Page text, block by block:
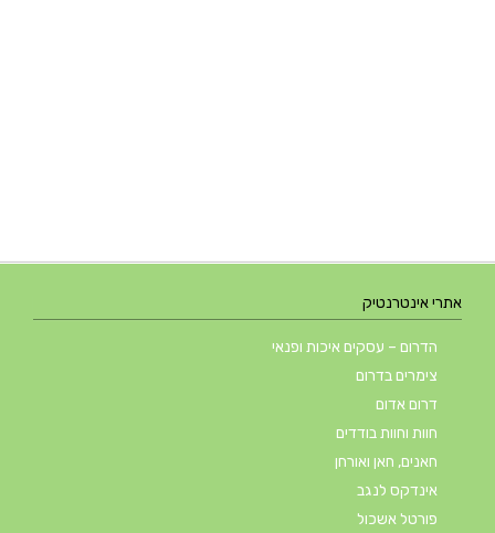
אתרי אינטרנטיק
הדרום – עסקים איכות ופנאי
צימרים בדרום
דרום אדום
חוות וחוות בודדים
חאנים, חאן ואורחן
אינדקס לנגב
פורטל אשכול